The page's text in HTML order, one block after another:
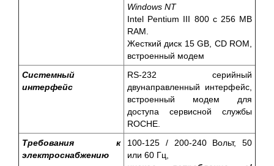
Windows NT
Intel Pentium III 800 c 256 MB
RAM.
Жесткий диск 15 GB, CD ROM,
встроенный модем
Системный
интерфейс
RS-232 серийный
двунаправленный интерфейс,
встроенный модем для
доступа сервисной службы
ROCHE.
Требования к
электроснабжению
100-125 / 200-240 Вольт, 50
или 60 Гц,